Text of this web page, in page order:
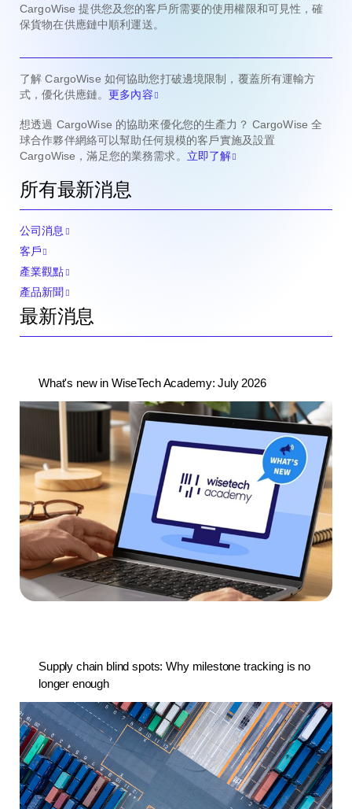
CargoWise 提供您及您的客戶所需要的使用權限和可見性，確
保貨物在供應鏈中順利運送。
了解 CargoWise 如何協助您打破邊境限制，覆蓋所有運輸方
式，優化供應鏈。更多內容
想透過 CargoWise 的協助來優化您的生產力？ CargoWise 全
球合作夥伴網絡可以幫助任何規模的客戶實施及設置
CargoWise，滿足您的業務需求。 立即了解
所有最新消息
公司消息
客戶
產業觀點
產品新聞
最新消息
What's new in WiseTech Academy: July 2026
Supply chain blind spots: Why milestone tracking is no
longer enough